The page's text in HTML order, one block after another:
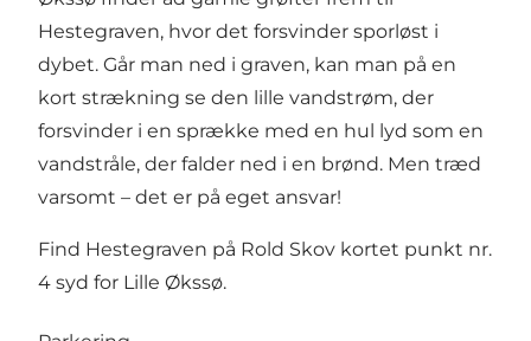
Hestegraven, hvor det forsvinder sporløst i
dybet. Går man ned i graven, kan man på en
kort strækning se den lille vandstrøm, der
forsvinder i en sprække med en hul lyd som en
vandstråle, der falder ned i en brønd. Men træd
varsomt – det er på eget ansvar!
Find Hestegraven på Rold Skov kortet punkt nr.
4 syd for Lille Økssø.